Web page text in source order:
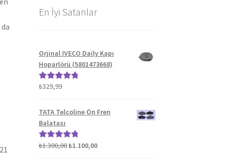
En İyi Satanlar
Orjinal IVECO Daily Kapı
Hoparlörü (5801473668)
5 üzerinden
₺329,99
TATA Telcoline Ön Fren
Balatası
5 üzerinden
₺1.300,00Orijinal
₺1.100,00Şu